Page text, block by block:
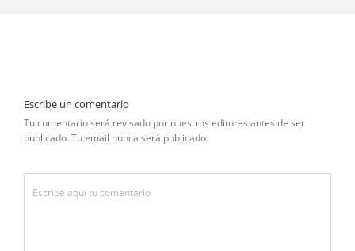
Escribe un comentario
Tu comentario será revisado por nuestros editores antes de ser
publicado. Tu email nunca será publicado.